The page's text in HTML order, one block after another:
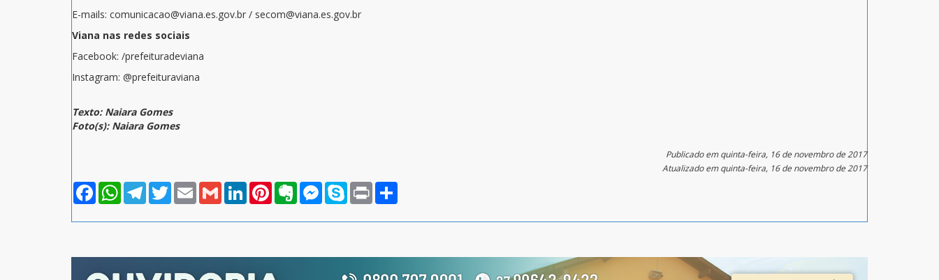
E-mails: comunicacao@viana.es.gov.br / secom@viana.es.gov.br
Viana nas redes sociais
Facebook: /prefeituradeviana
Instagram: @prefeituraviana
Texto: Naiara Gomes
Foto(s): Naiara Gomes
Publicado em quinta-feira, 16 de novembro de 2017
Atualizado em quinta-feira, 16 de novembro de 2017
FacebookWhatsAppTelegramTwitterEmail Gmail LinkedInPinterestEvernoteMessenger
Skype Print